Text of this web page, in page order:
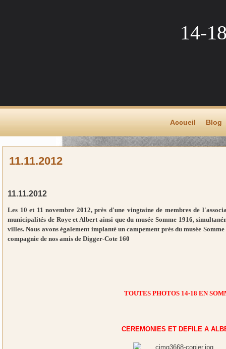
14-
Accueil Blog
11.11.2012
11.11.2012
Les 10 et 11 novembre 2012, près d'une vingtaine de membres de
municipalités de Roye et Albert ainsi que du musée Somme 1916,
villes. Nous avons également implanté un campement près du musée
compagnie de nos amis de Digger-Cote 160
TOUTES PHOTOS 14-18 EN
CEREMONIES ET DEFILE A